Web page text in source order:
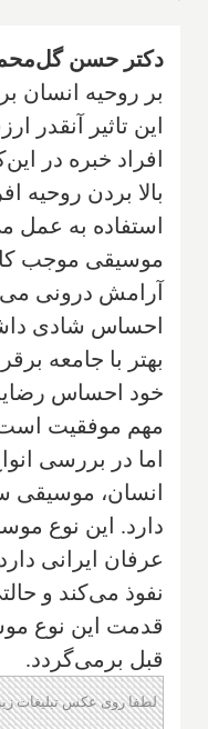
دکتر حسن
بر روحیه انسان
این تاثیر آنقدر
افراد خبره در
بالا بردن روحیه
استفاده به عمل
موسیقی موجب
آرامش درونی
احساس شادی
بهتر با جامعه
خود احساس
مهم موفقیت است
اما در بررسی
انسان، موسیقی
دارد. این نوع
عرفان ایرانی
نفوذ می‌کند و
قدمت این نوع
قبل برمی‌گردد.‌‌
لطفا روی عکس تبلیغات